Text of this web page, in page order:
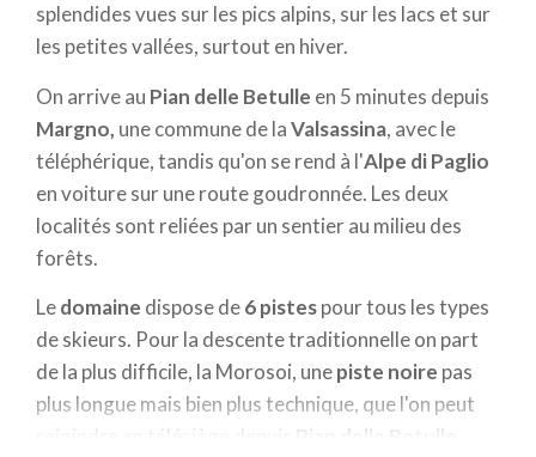
splendides vues sur les pics alpins, sur les lacs et sur
les petites vallées, surtout en hiver.
On arrive au Pian delle Betulle en 5 minutes depuis
Margno, une commune de laValsassina, avec le
téléphérique, tandis qu'on se rend à l'Alpe di Paglio
en voiture sur une route goudronnée. Les deux
localités sont reliées par un sentier au milieu des
forêts.
Ledomaine dispose de6 pistespour tous les types
de skieurs. Pour la descente traditionnelle on part
de la plus difficile, la Morosoi, unepiste noire pas
plus longue mais bien plus technique, que l'on peut
rejoindre en télésiège depuis
Pian delle Betulle